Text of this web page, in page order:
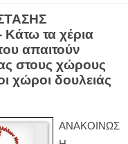
τα χέρια
απαιτούν
στους χώρους
χώροι δουλειάς
ΑΝΑΚΟΙΝΩΣ